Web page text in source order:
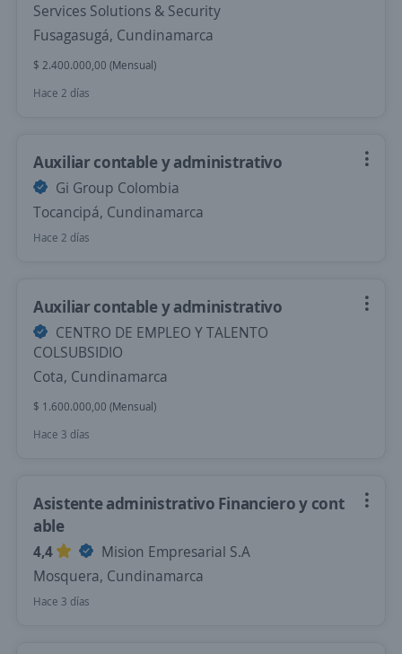
Services Solutions & Security
Fusagasugá, Cundinamarca
$ 2.400.000,00 (Mensual)
Hace 2 días
Auxiliar contable y administrativo
Gi Group Colombia
Tocancipá, Cundinamarca
Hace 2 días
Auxiliar contable y administrativo
CENTRO DE EMPLEO Y TALENTO
COLSUBSIDIO
Cota, Cundinamarca
$ 1.600.000,00 (Mensual)
Hace 3 días
Asistente administrativo Financiero y cont
able
4,4
Mision Empresarial S.A
Mosquera, Cundinamarca
Hace 3 días